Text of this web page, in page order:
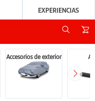
EXPERIENCIAS
Accesorios de exterior